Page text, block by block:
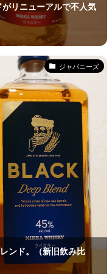
リニューアルで不人気
ジャパニーズ
ンド。（新旧飲み比